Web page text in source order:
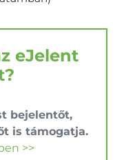
eJelent
bejelentőt,
is támogatja.
>>